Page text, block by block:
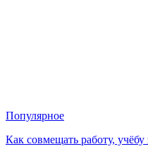
Популярное
Как совмещать работу,